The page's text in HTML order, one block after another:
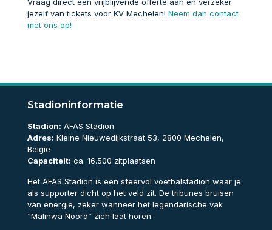
Vraag direct een vrijblijvende offerte aan en verzeker
jezelf van tickets voor KV Mechelen! Neem dan contact
met ons op!
Stadioninformatie
Stadion: AFAS Stadion
Adres: Kleine Nieuwedijkstraat 53, 2800 Mechelen,
België
Capaciteit: ca. 16.500 zitplaatsen
Het AFAS Stadion is een sfeervol voetbalstadion waar je
als supporter dicht op het veld zit. De tribunes bruisen
van energie, zeker wanneer het legendarische vak
“Malinwa Noord” zich laat horen.